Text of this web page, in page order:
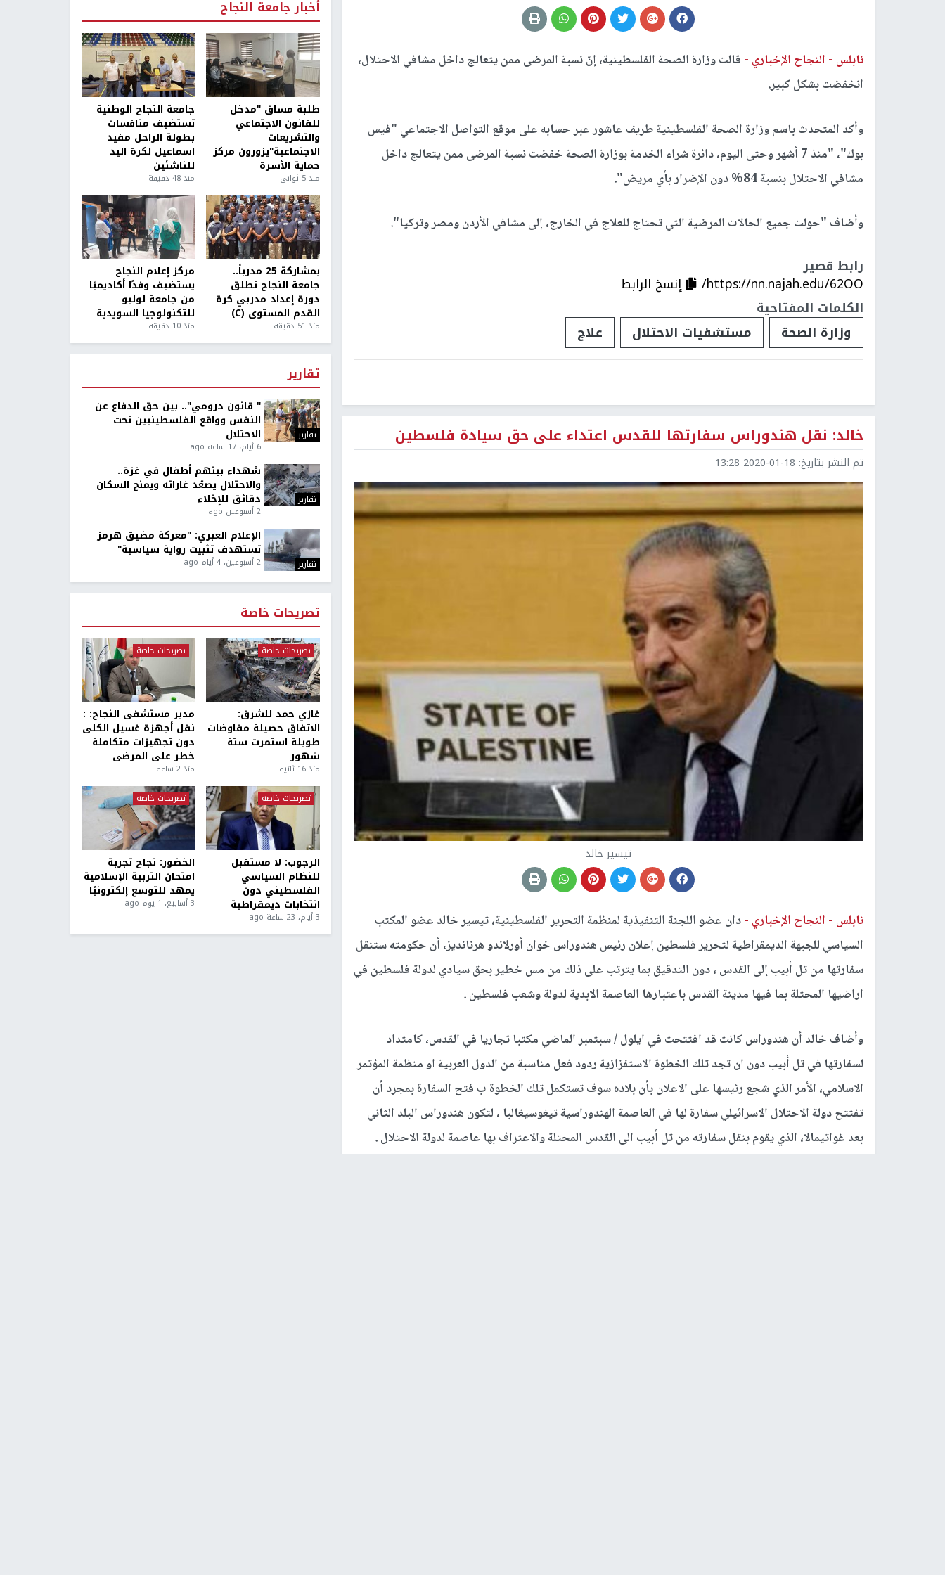
نابلس - النجاح الإخباري - قالت وزارة الصحة الفلسطينية، إنّ نسبة المرضى ممن يتعالج داخل مشافي الاحتلال،
انخفضت بشكل كبير.
وأكد المتحدث باسم وزارة الصحة الفلسطينية طريف عاشور عبر حسابه على موقع التواصل الاجتماعي "فيس
بوك"، "منذ 7 أشهر وحتى اليوم، دائرة شراء الخدمة بوزارة الصحة خفضت نسبة المرضى ممن يتعالج داخل
مشافي الاحتلال بنسبة 84% دون الإضرار بأي مريض".
وأضاف "حولت جميع الحالات المرضية التي تحتاج للعلاج في الخارج، إلى مشافي الأردن ومصر وتركيا".
رابط قصير
https://nn.najah.edu/62OO/
إنسخ الرابط
الكلمات المفتاحية
وزارة الصحة
مستشفيات الاحتلال علاج
خالد: نقل هندوراس سفارتها للقدس اعتداء على حق سيادة فلسطين
تم النشر بتاريخ: 2020-01-18 13:28
تيسير خالد
نابلس - النجاح الإخباري -دان عضو اللجنة التنفيذية لمنظمة التحرير الفلسطينية، تيسير خالد عضو المكتب
السياسي للجبهة الديمقراطية لتحرير فلسطين إعلان رئيس هندوراس خوان أورلاندو هرنانديز، أن حكومته ستنقل
سفارتها من تل أبيب إلى القدس ، دون التدقيق بما يترتب على ذلك من مس خطير بحق سيادي لدولة فلسطين في
اراضيها المحتلة بما فيها مدينة القدس باعتبارها العاصمة الابدية لدولة وشعب فلسطين .
وأضاف خالد أن هندوراس كانت قد افتتحت في ايلول / سبتمبر الماضي مكتبا تجاريا في القدس، كامتداد
لسفارتها في تل أبيب دون ان تجد تلك الخطوة الاستفزازية ردود فعل مناسبة من الدول العربية او منظمة المؤتمر
الاسلامي، الأمر الذي شجع رئيسها على الاعلان بأن بلاده سوف تستكمل تلك الخطوة ب فتح السفارة بمجرد أن
تفتتح دولة الاحتلال الاسرائيلي سفارة لها في العاصمة الهندوراسية تيغوسيغالبا ، لتكون هندوراس البلد الثاني
بعد غواتيمالا، الذي يقوم بنقل سفارته من تل أبيب الى القدس المحتلة والاعتراف بها عاصمة لدولة الاحتلال .
أخبار جامعة النجاح
طلبة مساق "مدخل
للقانون الاجتماعي
والتشريعات
الاجتماعية"يزورون مركز
حماية الأسرة
منذ 5 ثواني
جامعة النجاح الوطنية
تستضيف منافسات
بطولة الراحل مفيد
اسماعيل لكرة اليد
للناشئين
منذ 48 دقيقة
بمشاركة 25 مدرباً..
جامعة النجاح تطلق
دورة إعداد مدربي كرة
القدم المستوى (C)
منذ 51 دقيقة
مركز إعلام النجاح
يستضيف وفدًا أكاديميًا
من جامعة لوليو
للتكنولوجيا السويدية
منذ 10 دقيقة
تقارير
تقارير
" قانون درومي".. بين حق الدفاع عن
النفس وواقع الفلسطينيين تحت
الاحتلال
6 أيام، 17 ساعة ago
تقارير
شهداء بينهم أطفال في غزة..
والاحتلال يصعّد غاراته ويمنح السكان
دقائق للإخلاء
2 أسبوعين ago
تقارير
الإعلام العبري: "معركة مضيق هرمز
تستهدف تثبيت رواية سياسية"
2 أسبوعين، 4 أيام ago
تصريحات خاصة
تصريحات خاصة
غازي حمد للشرق:
الاتفاق حصيلة مفاوضات
طويلة استمرت ستة
شهور
منذ 16 ثانية
تصريحات خاصة
مدير مستشفى النجاح: :
نقل أجهزة غسيل الكلى
دون تجهيزات متكاملة
خطر على المرضى
منذ 2 ساعة
تصريحات خاصة
الرجوب: لا مستقبل
للنظام السياسي
الفلسطيني دون
انتخابات ديمقراطية
3 أيام، 23 ساعة ago
تصريحات خاصة
الخضور: نجاح تجربة
امتحان التربية الإسلامية
يمهد للتوسع إلكترونيًا
3 أسابيع، 1 يوم ago